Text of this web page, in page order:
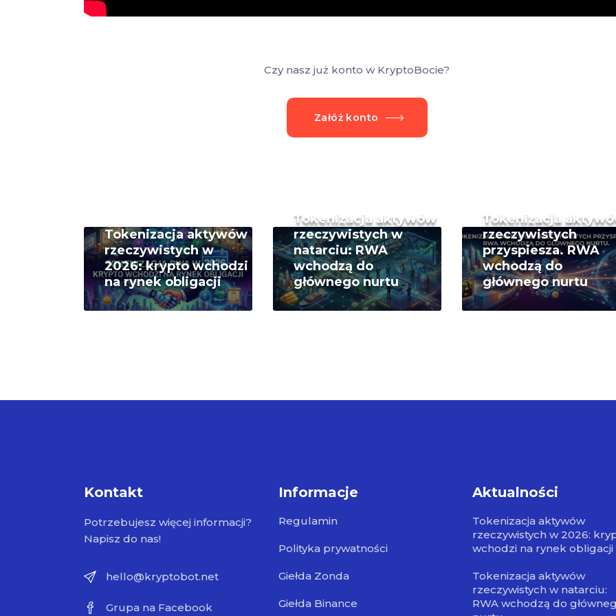
Czy nasz już konto w KryptoBocie?
Załóż konto
Tokenizacja aktywów
rzeczywistych w
2026: krypto wchodzi
na rynek obligacji
Tokenizacja aktywów
rzeczywistych w
natarciu: RWA
wchodzą do
głównego nurtu
Tokenizacja
rzeczywistych
przyspiesza. RWA
wchodzą do
głównego nurtu
Kontakt
Potrzebujesz więcej informacji?
Napisz do nas!
hello@kryptobot.net
Grupa na Facebook
Informacje
Regulamin
Polityka prywatności
Giełda Zonda
Giełda Binance
Aktualności
Tokenizacja aktywów
rzeczywistych w 2026:
wchodzi na rynek obligacji
Tokenizacja aktywów
rzeczywistych w natarciu:
RWA wchodzą do